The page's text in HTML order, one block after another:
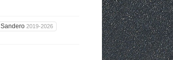
Sandero 2019-2026